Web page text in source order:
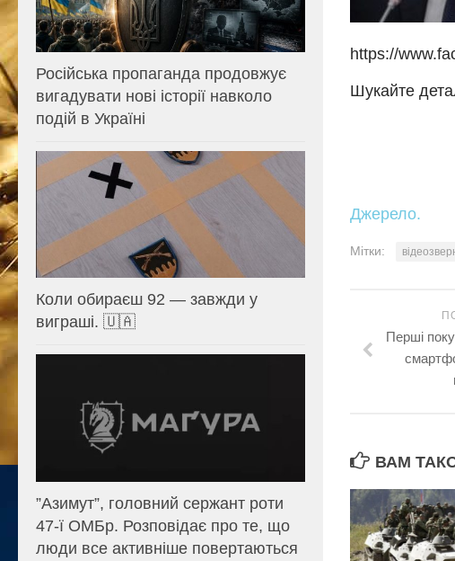
https://
Шукайте
Джерело.
Мітки:
Перші
ВАМ
Російська пропаганда продовжує
вигадувати нові історії навколо
подій в Україні
Коли обираєш 92 — завжди у
виграші. 🇺🇦
⁨”Азимут”, головний сержант роти
47-ї ОМБр. Розповідає про те, що
люди все активніше повертаються